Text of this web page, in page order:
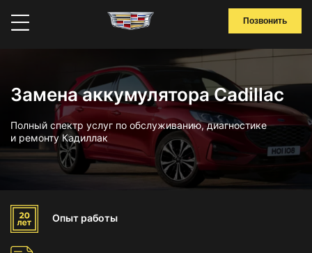
Позвонить
Замена аккумулятора Cadillac
Полный спектр услуг по обслуживанию, диагностике
и ремонту Кадиллак
Опыт работы